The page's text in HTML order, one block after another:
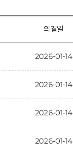
의결일
2026-01-14
2026-01-14
2026-01-14
2026-01-14